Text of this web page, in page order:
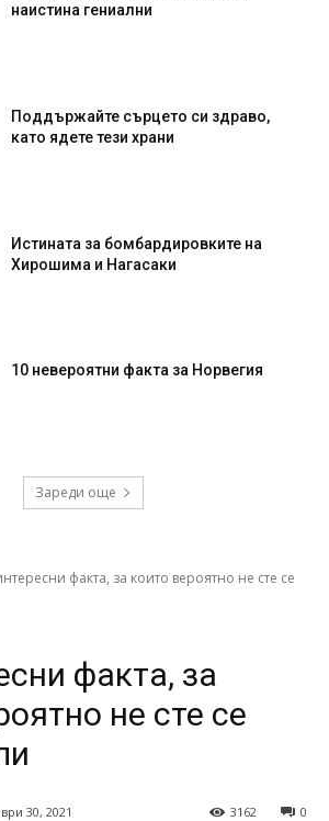
наистина гениални
Поддържайте сърцето си здраво,
като ядете тези храни
Истината за бомбардировките на
Хирошима и Нагасаки
10 невероятни факта за Норвегия
Зареди още